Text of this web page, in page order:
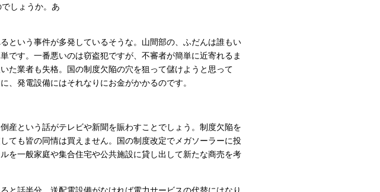
しょうか。あ
という事件が多発しているそうな。山間部の、ふだんは誰もい
です。一番悪いのは窃盗犯ですが、不審者が簡単に近寄れるま
た業者も失格。国の制度欠陥の穴を狙って儲けようと思って
、発電設備にはそれなりにお金がかかるのです。
産という話がテレビや新聞を賑わすことでしょう。制度欠陥を
ても皆の同情は買えません。国の制度改定でメガソーラーに投
を一般家庭や集合住宅や公共施設に貸し出して新たな商売を考
と話半分。送配電設備がなければ電力サービスの代替にはなり